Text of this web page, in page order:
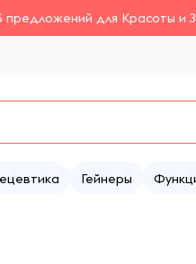
предложений для Красоты и
Гейнеры